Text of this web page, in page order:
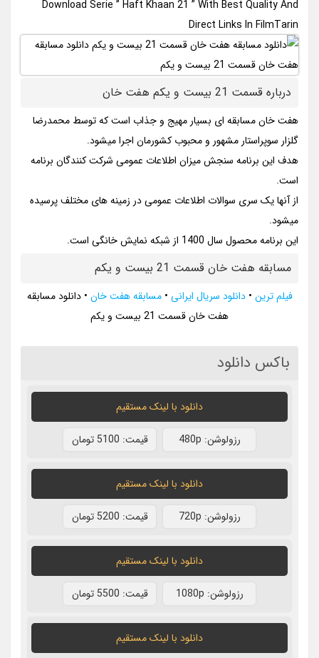
Download Serie ” Haft Khaan 21 ” With Best Quality And
Direct Links In FilmTarin
درباره قسمت 21 بیست و یکم هفت خان
هفت خان مسابقه ای بسیار مهیج و جذاب است که توسط محمدرضا
گلزار سوپراستار مشهور و محبوب کشورمان اجرا میشود.
هدف این برنامه سنجش میزان اطلاعات عمومی شرکت کنندگان برنامه
است.
از آنها یک سری سوالات اطلاعات عمومی در زمینه های مختلف پرسیده
میشود.
این برنامه محصول سال 1400 از شبکه نمایش خانگی است.
مسابقه هفت خان قسمت 21 بیست و یکم
فیلم ترین •دانلود سریال ایرانی •مسابقه هفت خان •دانلود مسابقه
هفت خان قسمت 21 بیست و یکم
باکس دانلود
دانلود با لينک مستقيم
رزولوشن: 480p قيمت: 5100 تومان
دانلود با لينک مستقيم
رزولوشن: 720p قيمت: 5200 تومان
دانلود با لينک مستقيم
رزولوشن: 1080p قيمت: 5500 تومان
دانلود با لينک مستقيم